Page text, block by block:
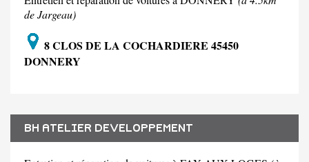
de Jargeau)
8 CLOS DE LA COCHARDIERE 45450
DONNERY
BH ATELIER DEVELOPPEMENT